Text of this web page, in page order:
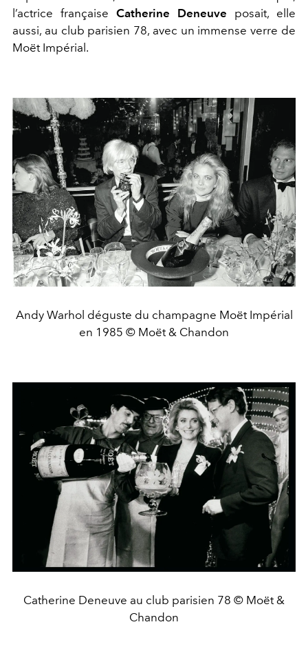
l’actrice française Catherine Deneuve posait, elle
aussi, au club parisien 78, avec un immense verre de
Moët Impérial.
Andy Warhol déguste du champagne Moët Impérial
en 1985 © Moët & Chandon
Catherine Deneuve au club parisien 78 © Moët &
Chandon